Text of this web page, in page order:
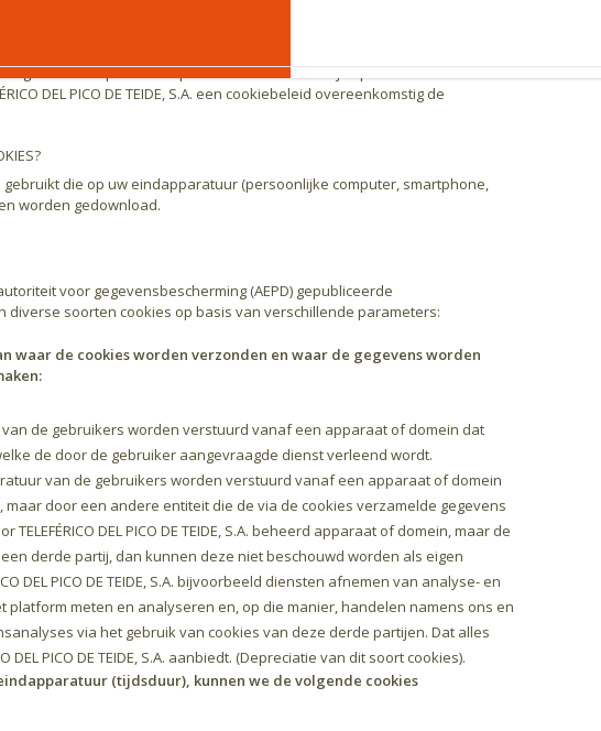
(IP)-adressen, identificatiecookies of andere identificatoren
met name wanneer zij met unieke identificatoren en andere door de
gebruikt om profielen op te stellen van natuurlijke personen en
DEL PICO DE TEIDE, S.A. een cookiebeleid overeenkomstig de
die op uw eindapparatuur (persoonlijke computer, smartphone,
worden gedownload.
voor gegevensbescherming (AEPD) gepubliceerde
soorten cookies op basis van verschillende parameters:
waar de cookies worden verzonden en waar de gegevens worden
de gebruikers worden verstuurd vanaf een apparaat of domein dat
welke de door de gebruiker aangevraagde dienst verleend wordt.
van de gebruikers worden verstuurd vanaf een apparaat of domein
maar door een andere entiteit die de via de cookies verzamelde gegevens
DEL PICO DE TEIDE, S.A. beheerd apparaat of domein, maar de
derde partij, dan kunnen deze niet beschouwd worden als eigen
DEL PICO DE TEIDE, S.A. bijvoorbeeld diensten afnemen van analyse- en
meten en analyseren en, op die manier, handelen namens ons en
via het gebruik van cookies van deze derde partijen. Dat alles
PICO DE TEIDE, S.A. aanbiedt. (Depreciatie van dit soort cookies).
(tijdsduur), kunnen we de volgende cookies